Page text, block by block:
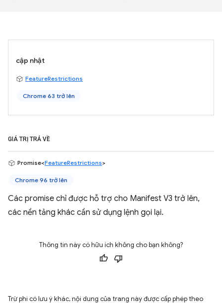
cập nhật
FeatureRestrictions
Chrome 63 trở lên
GIÁ TRỊ TRẢ VỀ
Promise<FeatureRestrictions>
Chrome 96 trở lên
Các promise chỉ được hỗ trợ cho Manifest V3 trở lên,
các nền tảng khác cần sử dụng lệnh gọi lại.
Thông tin này có hữu ích không cho bạn không?
Trừ phi có lưu ý khác, nội dung của trang này được cấp phép theo